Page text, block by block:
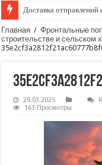
Доставка отправлений
Главная / Фронтальные
строительстве и сельском
29.03.2025
163 Просмотры